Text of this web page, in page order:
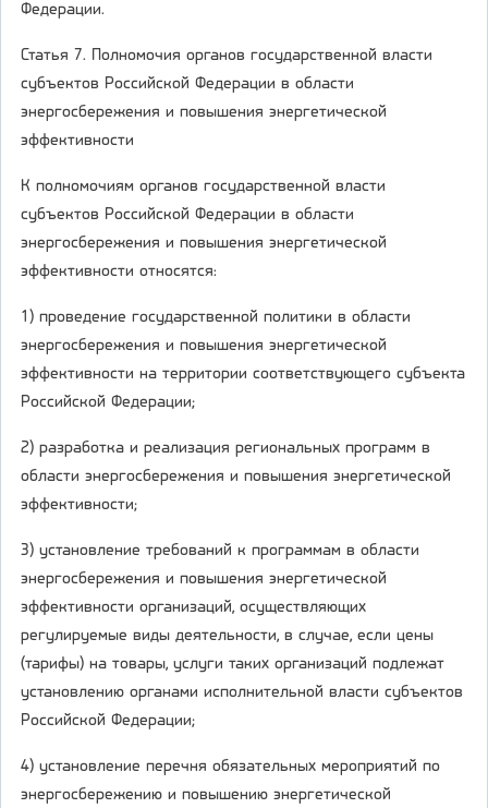
Федерации.
Статья 7. Полномочия органов государственной власти
субъектов Российской Федерации в области
энергосбережения и повышения энергетической
эффективности
К полномочиям органов государственной власти
субъектов Российской Федерации в области
энергосбережения и повышения энергетической
эффективности относятся:
1) проведение государственной политики в области
энергосбережения и повышения энергетической
эффективности на территории соответствующего субъекта
Российской Федерации;
2) разработка и реализация региональных программ в
области энергосбережения и повышения энергетической
эффективности;
3) установление требований к программам в области
энергосбережения и повышения энергетической
эффективности организаций, осуществляющих
регулируемые виды деятельности, в случае, если цены
(тарифы) на товары, услуги таких организаций подлежат
установлению органами исполнительной власти субъектов
Российской Федерации;
4) установление перечня обязательных мероприятий по
энергосбережению и повышению энергетической